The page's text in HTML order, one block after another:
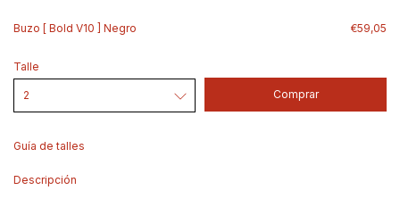
Buzo [ Bold V10 ] Negro €59,05
Talle
Guía de talles
Descripción